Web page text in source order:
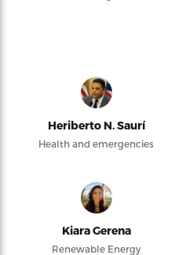
Heriberto N. Saurí
Health and emergencies
Kiara Gerena
Renewable Energy